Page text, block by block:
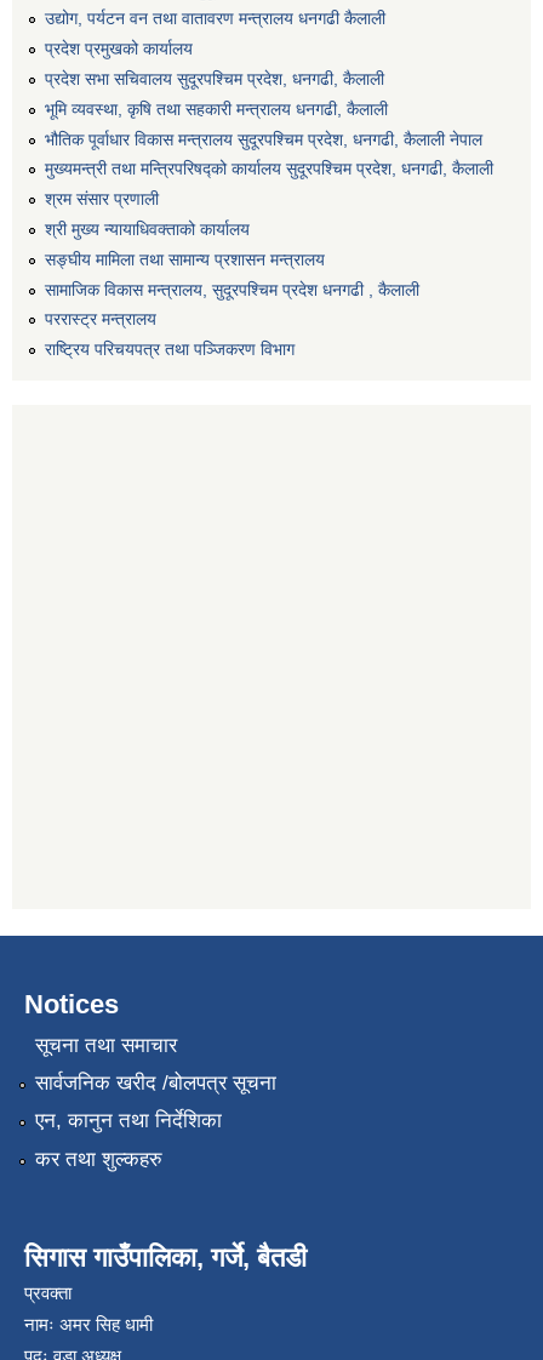
उद्योग, पर्यटन वन तथा वातावरण मन्त्रालय धनगढी कैलाली
प्रदेश प्रमुखको कार्यालय
प्रदेश सभा सचिवालय सुदूरपश्‍चिम प्रदेश, धनगढी, कैलाली
भूमि व्यवस्था, कृषि तथा सहकारी मन्त्रालय धनगढी, कैलाली
भौतिक पूर्वाधार विकास मन्त्रालय सुदूरपश्चिम प्रदेश, धनगढी, कैलाली नेपाल
मुख्यमन्त्री तथा मन्त्रिपरिषद्को कार्यालय सुदूरपश्चिम प्रदेश, धनगढी, कैलाली
श्रम संसार प्रणाली
श्री मुख्य न्यायाधिवक्ताको कार्यालय
सङ्‍घीय मामिला तथा सामान्य प्रशासन मन्त्रालय
सामाजिक विकास मन्त्रालय, सुदूरपश्चिम प्रदेश धनगढी , कैलाली
पररास्ट्र मन्त्रालय
राष्ट्रिय परिचयपत्र तथा पञ्जिकरण विभाग
Notices
सूचना तथा समाचार
सार्वजनिक खरीद /बोलपत्र सूचना
एन, कानुन तथा निर्देशिका
कर तथा शुल्कहरु
सिगास गाउँपालिका, गर्जे, बैतडी
प्रवक्ता
नामः अमर सिह धामी
पदः वडा अध्यक्ष